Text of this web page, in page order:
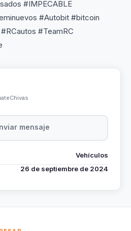
#IMPECABLE
#Autobit #bitcoin
#TeamRC
mensaje
Vehículos
26 de septiembre de 2024